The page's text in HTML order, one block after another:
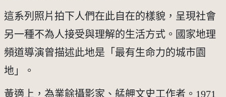
這系列照片拍下人們在此自在的樣貌，呈現社會
另一種不為人接受與理解的生活方式。國家地理
頻道導演曾描述此地是「最有生命力的城市園
地」。
黃適上，為業餘攝影家、艋舺文史工作者。1971